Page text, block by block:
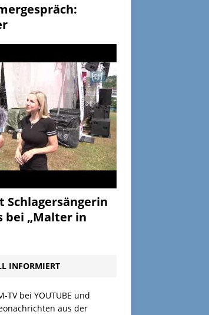
bei „Malter in
INFORMIERT
TV bei YOUTUBE und
aus der